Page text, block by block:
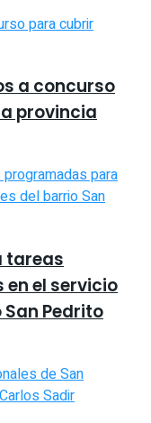
a concurso
provincia
tareas
el servicio
Pedrito